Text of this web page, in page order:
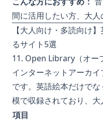
間に活用したい方、大人
【大人向け・多読向け
るサイト5選
11. Open Library（オー
インターネットアーカ
です。英語絵本だけで
模で収録されており、大
項目